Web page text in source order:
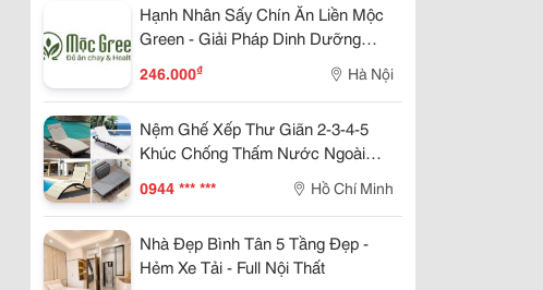
Hạnh Nhân Sấy Chín Ăn Liền Mộc
Green - Giải Pháp Dinh Dưỡng
Lành Mạnh Cho Cuộc Sống Hiện
Đại
246.000₫ Hà Nội
Nệm Ghế Xếp Thư Giãn 2-3-4-5
Khúc Chống Thấm Nước Ngoài
Trời Bãi Biển Sân Vườn
0944 *** *** Hồ Chí Minh
Nhà Đẹp Bình Tân 5 Tầng Đẹp -
Hẻm Xe Tải - Full Nội Thất